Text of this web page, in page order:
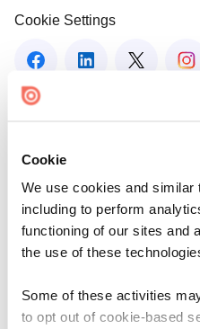
Cookie
We use cookies and
including to perform
functioning of our sites and
the use of these
Some of these activities
to opt out of cookie-based
Cookie Settings